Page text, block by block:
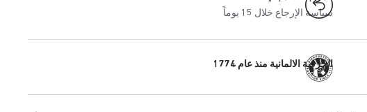
سياسة الإرجاع خلال 15 يوماً
الحرفية الالمانية منذ عام 1774